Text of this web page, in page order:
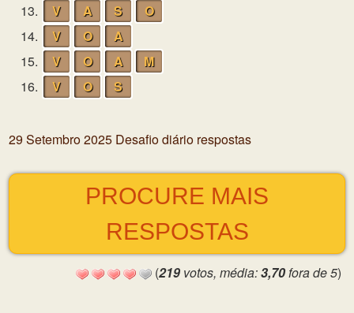
13.
V A S
O
14.
V O
A
15.
V O A
M
16.
V O S
29 Setembro 2025 Desafio diário respostas
PROCURE MAIS
RESPOSTAS
(219 votos, média:3,70fora de 5)